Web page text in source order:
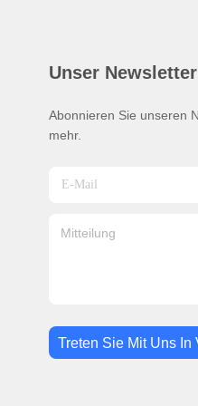
Unser Newsletter
Abonnieren Sie unseren
mehr.
Treten Sie Mit Uns In